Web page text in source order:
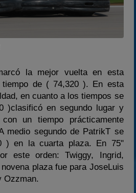
la mejor vuelta en esta
de ( 74,320 ). En esta
en cuanto a los tiempos se
)clasificó en segundo lugar y
un tiempo prácticamente
medio segundo de PatrikT se
) en la cuarta plaza. En 75"
este orden: Twiggy, Ingrid,
plaza fue para JoseLuis
Ozzman.